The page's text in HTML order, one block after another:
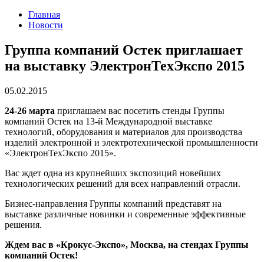
Главная
Новости
Группа компаний Остек приглашает
на выставку ЭлектронТехЭкспо 2015
05.02.2015
24-26 марта приглашаем вас посетить стенды Группы
компаний Остек на 13-й Международной выставке
технологий, оборудования и материалов для производства
изделий электронной и электротехнической промышленности
«ЭлектронТехЭкспо 2015».
Вас ждет одна из крупнейших экспозиций новейших
технологических решений для всех направлений отрасли.
Бизнес-направления Группы компаний представят на
выставке различные новинки и современные эффективные
решения.
Ждем вас в «Крокус-Экспо», Москва, на стендах Группы
компаний Остек!